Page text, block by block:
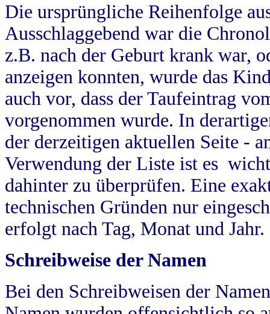
Die ursprüngliche Reihenfolge
Ausschlaggebend war die
z.B. nach der Geburt krank war,
anzeigen konnten, wurde das
auch vor, dass der Taufeintrag
vorgenommen wurde. In
der derzeitigen aktuellen Seite -
Verwendung der Liste ist es
dahinter zu überprüfen. Eine
technischen Gründen nur
erfolgt nach Tag, Monat und Jahr.
Schreibweise der Namen
Bei den Schreibweisen der